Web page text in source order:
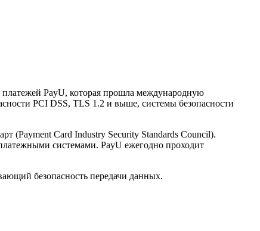
платежей PayU, которая прошла международную
PCI DSS, TLS 1.2 и выше, системы безопасности
(Payment Card Industry Security Standards Council).
системами. PayU ежегодно проходит
безопасность передачи данных.